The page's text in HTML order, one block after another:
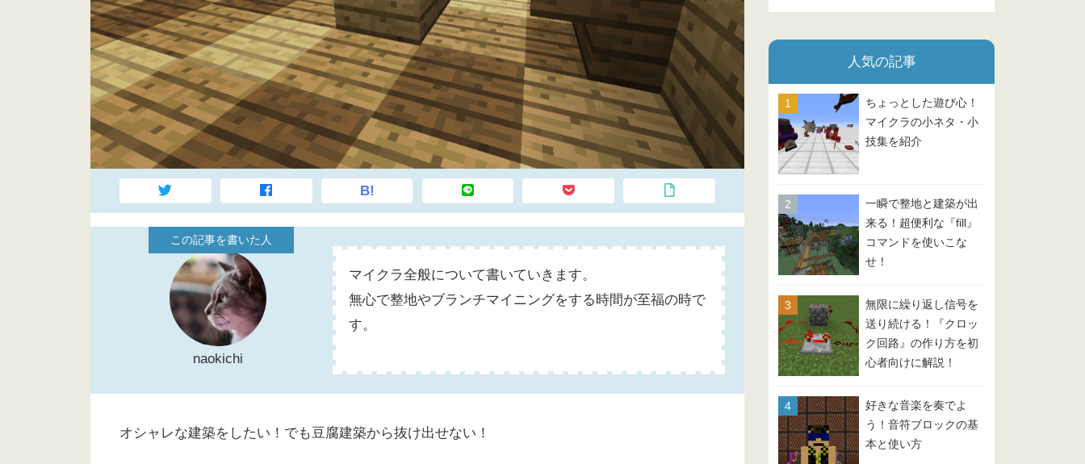
B!
naokichi
マイクラ全般について書いていきます。
無心で整地やブランチマイニングをする時間が至福の時で
す。
オシャレな建築をしたい！でも豆腐建築から抜け出せない！
人気の記事
ちょっとした遊び心！
マイクラの小ネタ・小
技集を紹介
一瞬で整地と建築が出
来る！超便利な『fill』
コマンドを使いこな
せ！
無限に繰り返し信号を
送り続ける！『クロッ
ク回路』の作り方を初
心者向けに解説！
好きな音楽を奏でよ
う！音符ブロックの基
本と使い方